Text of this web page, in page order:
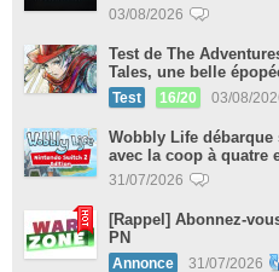
03/08/2026
Test de The
Tales, une belle
Test 16/20 03/08/
Wobbly Life
avec la coop à quatre
31/07/2026
[Rappel] Abonnez-
PN
Annonce 31/07/2026